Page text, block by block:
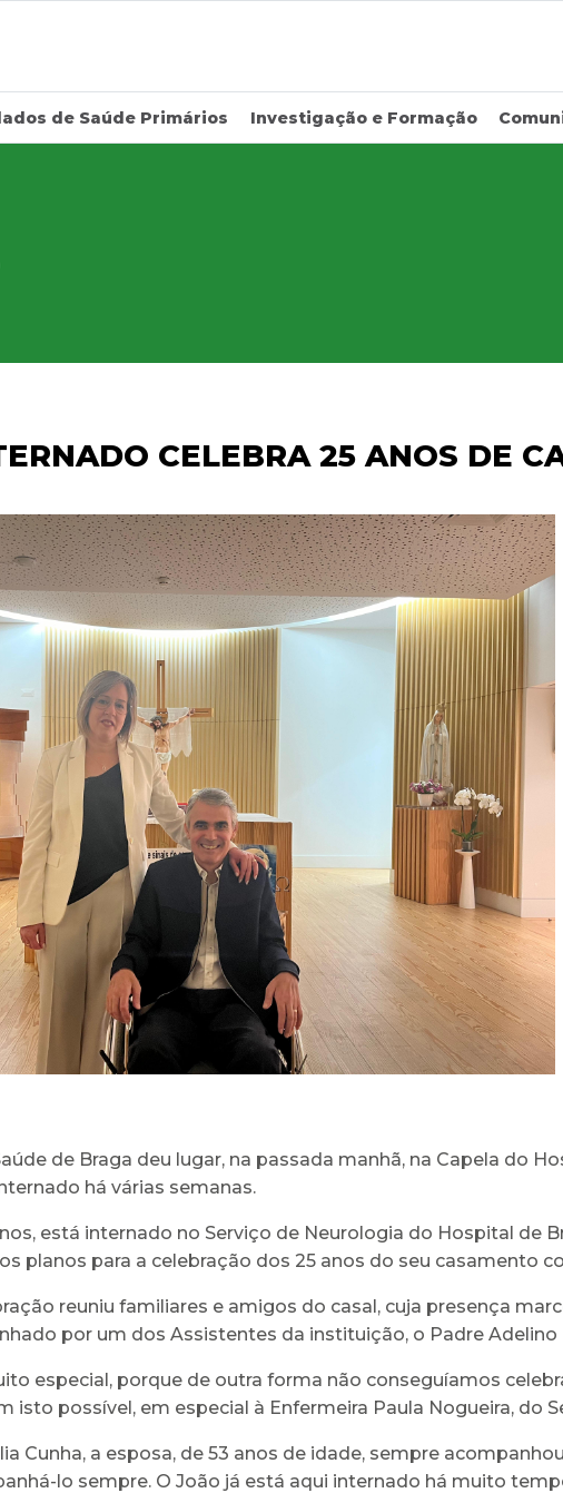
de Saúde Primários Investigação e Formação
CELEBRA 25 ANOS DE
de Braga deu lugar, na passada manhã, na Capela do
há várias semanas.
está internado no Serviço de Neurologia do Hospital de
planos para a celebração dos 25 anos do seu casamento
reuniu familiares e amigos do casal, cuja presença
por um dos Assistentes da instituição, o Padre Adelino
especial, porque de outra forma não conseguíamos
isto possível, em especial à Enfermeira Paula Nogueira, do
Cunha, a esposa, de 53 anos de idade, sempre
lo sempre. O João já está aqui internado há muito